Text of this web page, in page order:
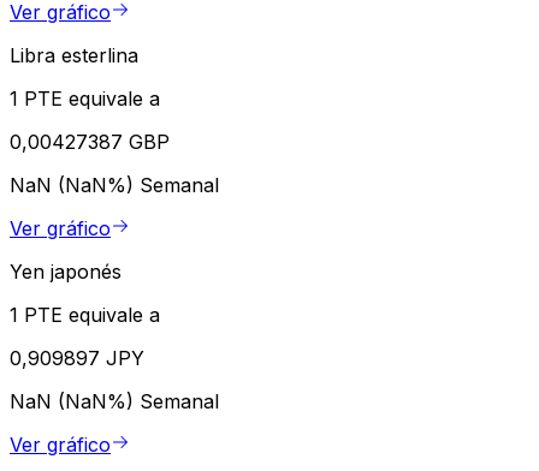
Ver gráfico
Libra esterlina
1 PTE equivale a
0,00427387 GBP
NaN (NaN%) Semanal
Ver gráfico
Yen japonés
1 PTE equivale a
0,909897 JPY
NaN (NaN%) Semanal
Ver gráfico